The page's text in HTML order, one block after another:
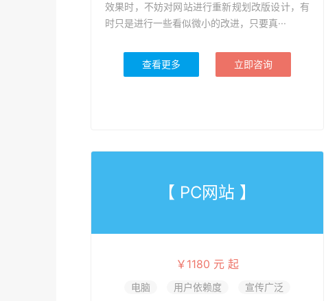
效果时，不妨对网站进行重新规划改版设计，有
时只是进行一些看似微小的改进，只要真···
查看更多 立即咨询
【 PC网站 】
￥1180 元 起
电脑 用户依赖度 宣传广泛